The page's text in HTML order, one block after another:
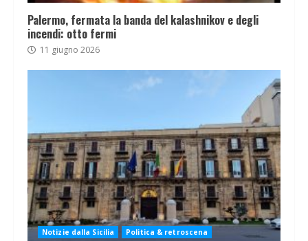
Palermo, fermata la banda del kalashnikov e degli
incendi: otto fermi
11 giugno 2026
Notizie dalla Sicilia Politica & retroscena